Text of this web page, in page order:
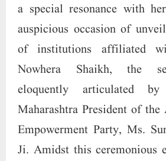
a special resonance with
auspicious occasion of
of institutions affiliated
Nowhera Shaikh, the
eloquently articulated
Maharashtra President of
Empowerment Party, Ms.
Ji. Amidst this ceremonious